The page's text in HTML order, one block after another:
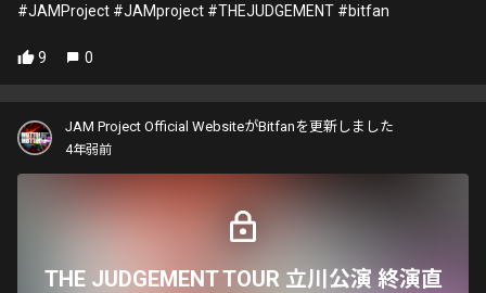
#JAMProject #JAMproject #THEJUDGEMENT #bitfan
9 0
JAM Project Official WebsiteがBitfanを更新しました
4年弱前
THE JUDGEMENT TOUR 立川公演 終演直